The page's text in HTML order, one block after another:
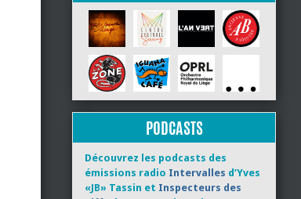
PODCASTS
Découvrez les podcasts des
émissions radio Intervalles d’Yves
«JB» Tassin et Inspecteurs des